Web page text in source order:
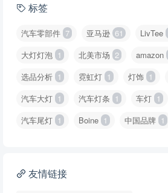
标签
汽车零部件 7 亚马逊 61 LivTee
大灯灯泡 1 北美市场 2 amazon
选品分析 1 霓虹灯 1 灯饰 1
汽车大灯 1 汽车灯条 1 车灯 1
汽车尾灯 1 Boine 1 中国品牌 1
友情链接